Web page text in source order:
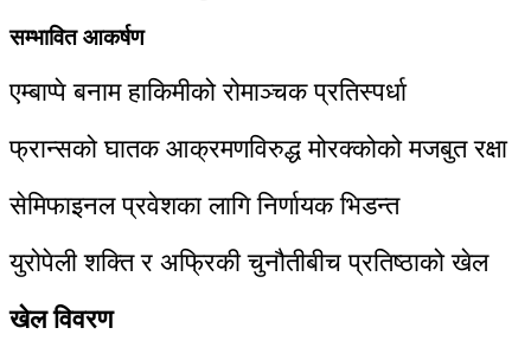
सम्भावित आकर्षण
एम्बाप्पे बनाम हाकिमीको रोमाञ्चक प्रतिस्पर्धा
फ्रान्सको घातक आक्रमणविरुद्ध मोरक्कोको मजबुत रक्षा
सेमिफाइनल प्रवेशका लागि निर्णायक भिडन्त
युरोपेली शक्ति र अफ्रिकी चुनौतीबीच प्रतिष्ठाको खेल
खेल विवरण